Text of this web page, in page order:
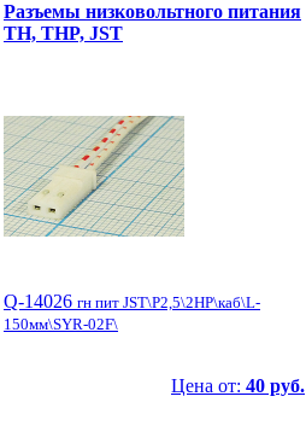
Разъемы низковольтного питания
TH, THP, JST
Q-14026 гн пит JST\P2,5\2HP\каб\L-
150мм\SYR-02F\
Цена от: 40 руб.